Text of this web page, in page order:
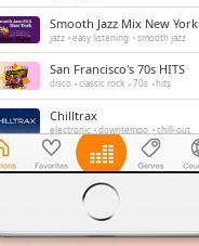
Smooth Jazz Mix New York
jazz easy listening smooth jazz
San Francisco's 70s HITS
disco classic rock 70s hits
Chilltrax
electronic downtempo chill-out
Side Street Radio
dance electronic trance house
progressive house
FOX News Talk